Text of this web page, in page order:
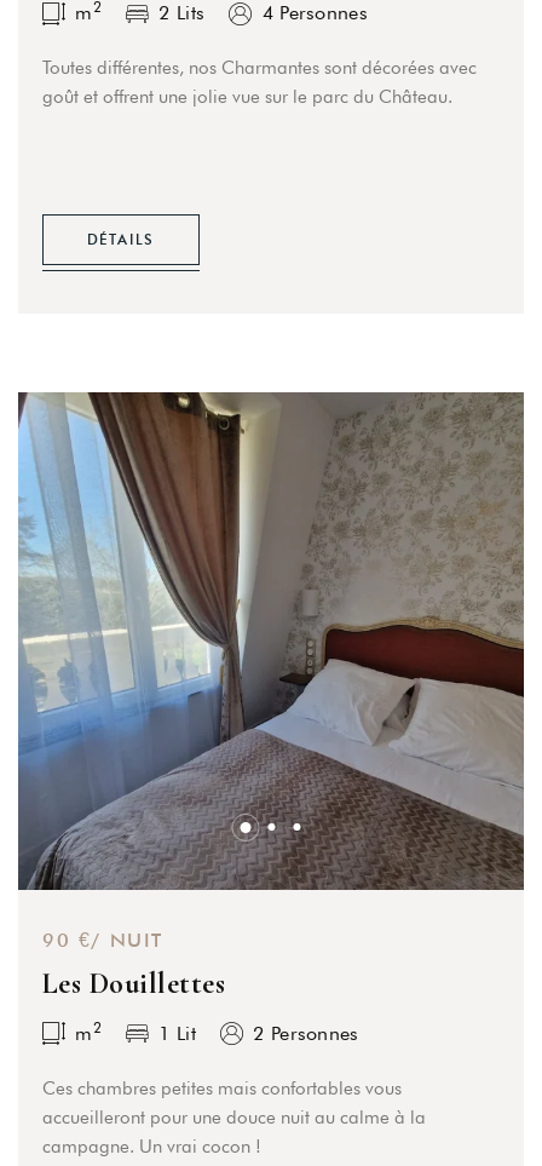
m2 2 Lits 4 Personnes
Toutes différentes, nos Charmantes sont décorées avec
goût et offrent une jolie vue sur le parc du Château.
DÉTAILS
90 €/ NUIT
Les Douillettes
m2 1 Lit 2 Personnes
Ces chambres petites mais confortables vous
accueilleront pour une douce nuit au calme à la
campagne. Un vrai cocon !